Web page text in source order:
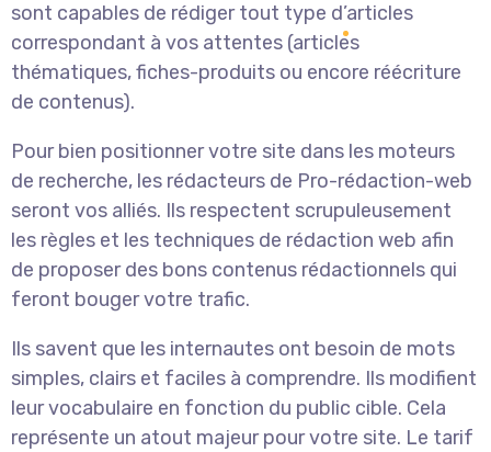
sont capables de rédiger tout type d’articles
correspondant à vos attentes (articles
thématiques, fiches-produits ou encore réécriture
de contenus).
Pour bien positionner votre site dans les moteurs
de recherche, les rédacteurs de Pro-rédaction-web
seront vos alliés. Ils respectent scrupuleusement
les règles et les techniques de rédaction web afin
de proposer des bons contenus rédactionnels qui
feront bouger votre trafic.
Ils savent que les internautes ont besoin de mots
simples, clairs et faciles à comprendre. Ils modifient
leur vocabulaire en fonction du public cible. Cela
représente un atout majeur pour votre site. Le tarif